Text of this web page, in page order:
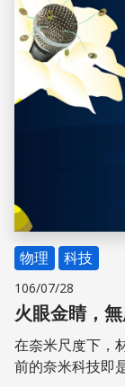
物理 科技
106/07/28
火眼金睛，
在奈米尺度下，
前的奈米科技即